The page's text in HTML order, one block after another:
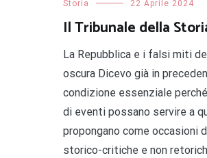
Storia 22 Aprile 2024
Il Tribunale della
La Repubblica e i falsi miti
oscura Dicevo già in
condizione essenziale
di eventi possano servire a
propongano come occasioni
storico-critiche e non